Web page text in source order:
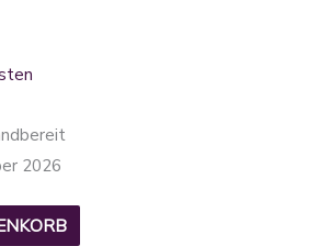
2026